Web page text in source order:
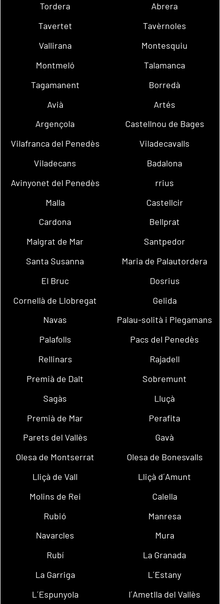
Tordera
Abrera
Tavertet
Tavèrnoles
Vallirana
Montesquiu
Montmeló
Talamanca
Tagamanent
Borredà
Avià
Artés
Argençola
Castellnou de Bages
Vilafranca del Penedès
Viladecavalls
Viladecans
Badalona
Avinyonet del Penedès
rrius
Malla
Castellcir
Cardona
Bellprat
Malgrat de Mar
Santpedor
Santa Susanna
Maria de Palautordera
El Bruc
Dosrius
Cornellà de Llobregat
Gelida
Navas
Palau-solità i Plegamans
Palafolls
Pacs del Penedès
Rellinars
Rajadell
Premià de Dalt
Sobremunt
Sagàs
Lluçà
Premià de Mar
Perafita
Parets del Vallès
Gavà
Olesa de Montserrat
Olesa de Bonesvalls
Lliçà de Vall
Lliçà d´Amunt
Molins de Rei
Calella
Rubió
Manresa
Navarcles
Mura
Rubí
La Granada
La Garriga
L´Estany
L´Espunyola
l´Ametlla del Vallès